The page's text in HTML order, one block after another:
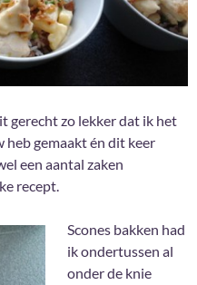
gerecht zo lekker dat ik het
heb gemaakt én dit keer
een aantal zaken
recept.
Scones bakken had
ik ondertussen al
onder de knie